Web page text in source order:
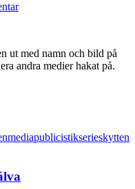
ut med namn och bild på
andra medier hakat på.
mediapublicistikserieskytten